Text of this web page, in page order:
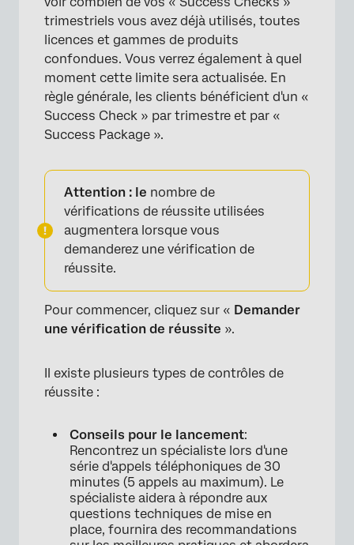
trimestriels vous avez déjà utilisés, toutes
licences et gammes de produits
confondues. Vous verrez également à quel
moment cette limite sera actualisée. En
règle générale, les clients bénéficient d'un «
Success Check » par trimestre et par «
Success Package ».
Attention : le nombre de
vérifications de réussite utilisées
augmentera lorsque vous
demanderez une vérification de
réussite.
Pour commencer, cliquez sur « Demander
une vérification de réussite ».
Il existe plusieurs types de contrôles de
réussite :
Conseils pour le lancement:
Rencontrez un spécialiste lors d'une
série d'appels téléphoniques de 30
minutes (5 appels au maximum). Le
spécialiste aidera à répondre aux
questions techniques de mise en
place, fournira des recommandations